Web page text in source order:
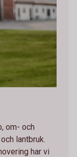
om- och
lantbruk.
har vi